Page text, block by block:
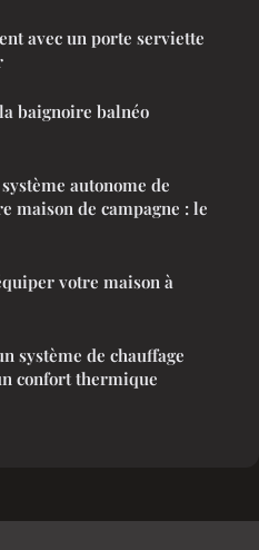
avec un porte serviette
baignoire balnéo
autonome de
maison de campagne : le
votre maison à
système de chauffage
confort thermique